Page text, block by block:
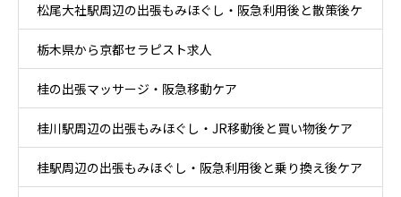
松尾大社駅周辺の出張もみほぐし・阪急利用後と散策後ケ
ア
栃木県から京都セラピスト求人
桂の出張マッサージ・阪急移動ケア
桂川駅周辺の出張もみほぐし・JR移動後と買い物後ケア
桂駅周辺の出張もみほぐし・阪急利用後と乗り換え後ケア